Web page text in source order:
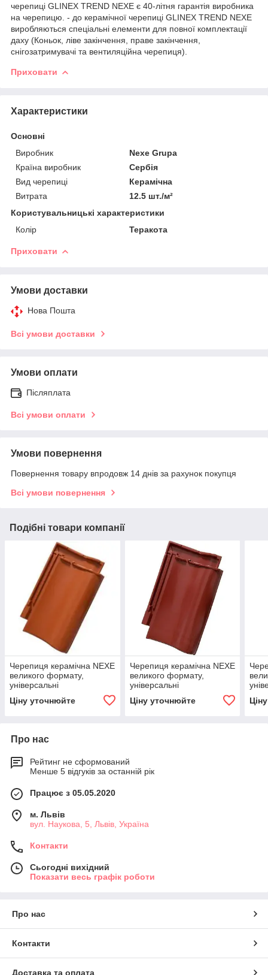
черепиці GLINEX TREND NEXE є 40-літня гарантія виробника
на черепицю. - до керамічної черепиці GLINEX TREND NEXE
виробляються спеціальні елементи для повної комплектації
даху (Коньок, ліве закінчення, праве закінчення,
снігозатримувачі та вентиляційна черепиця).
Приховати
Характеристики
Основні
Виробник
Nexe Grupa
Країна виробник
Сербія
Вид черепиці
Керамічна
Витрата
12.5 шт./м²
Користувальницькі характеристики
Колір
Теракота
Приховати
Умови доставки
Нова Пошта
Всі умови доставки
Умови оплати
Післяплата
Всі умови оплати
Умови повернення
Повернення товару впродовж 14 днів за рахунок покупця
Всі умови повернення
Подібні товари компанії
Черепиця керамічна NEXE
великого формату,
універсальні
герметичні властивості.
Ціну уточнюйте
Черепиця керамічна NEXE
великого формату,
універсальні
герметичні властивості.
Ціну уточнюйте
Про нас
Рейтинг не сформований
Менше 5 відгуків за останній рік
Працює з 05.05.2020
м. Львів
вул. Наукова, 5, Львів, Україна
Контакти
Сьогодні вихідний
Показати весь графік роботи
Про нас
Контакти
Доставка та оплата